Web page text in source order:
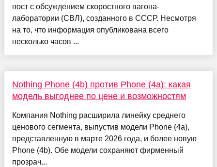
пост с обсуждением скоростного вагона-
лаборатории (СВЛ), созданного в СССР. Несмотря
на то, что информация опубликована всего
несколько часов ...
Nothing Phone (4b) против Phone (4a): какая
модель выгоднее по цене и возможностям
Компания Nothing расширила линейку среднего
ценового сегмента, выпустив модели Phone (4a),
представленную в марте 2026 года, и более новую
Phone (4b). Обе модели сохраняют фирменный
прозрач...